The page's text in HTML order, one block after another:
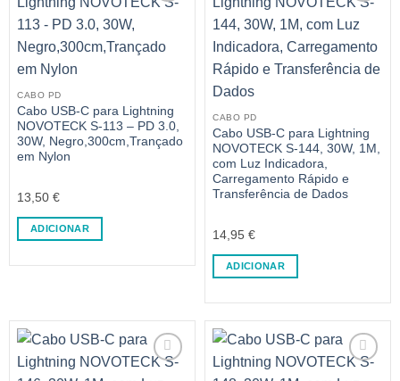
CABO PD
Cabo USB-C para Lightning
NOVOTECK S-113 – PD 3.0,
30W, Negro,300cm,Trançado
em Nylon
13,50 €
ADICIONAR
CABO PD
Cabo USB-C para Lightning
NOVOTECK S-144, 30W, 1M,
com Luz Indicadora,
Carregamento Rápido e
Transferência de Dados
14,95 €
ADICIONAR